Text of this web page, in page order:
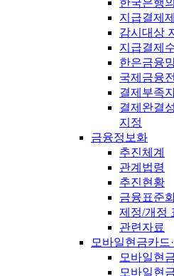
한국은행
지급결제
감시대상
지급결제
한은금융
국제금융
결제부족
결제완결
지정
금융정보화
추진체계
관계법령
추진현황
금융표준
제정/개정
관련자료
모바일현금카드
모바일현
모바일현